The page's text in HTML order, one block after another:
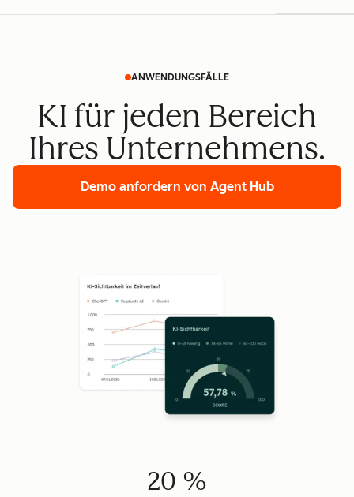
ANWENDUNGSFÄLLE
KI für jeden Bereich
Ihres Unternehmens.
Demo anfordern von Agent Hub
20 %